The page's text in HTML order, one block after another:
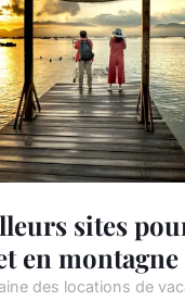
sites
en montagne
des locations de